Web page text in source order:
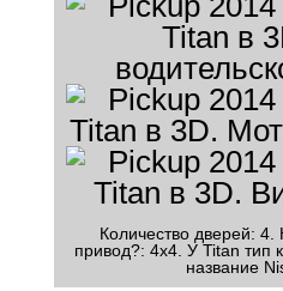
Количество дверей: 4.
привод?: 4x4. У Titan тип
название